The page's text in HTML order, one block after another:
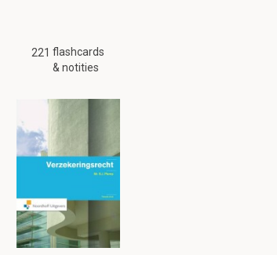
221 flashcards
& notities